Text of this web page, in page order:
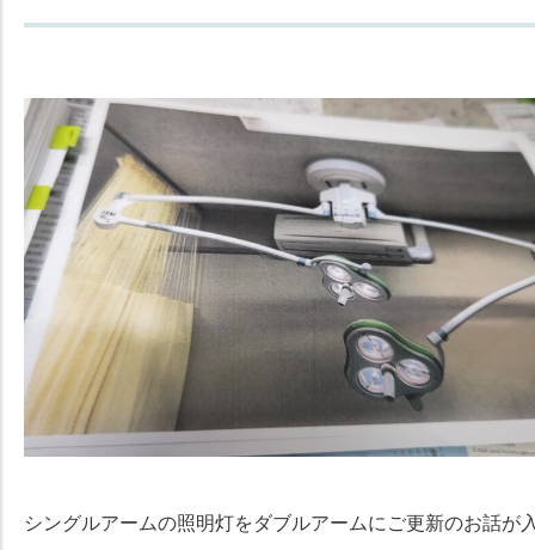
シングルアームの照明灯をダブルアームにご更新のお話が